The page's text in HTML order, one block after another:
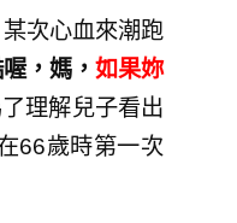
次心血來潮跑
喔，媽，如果妳
理解兒子看出
66歲時第一次